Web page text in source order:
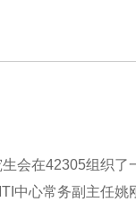
会在42305组织了
中心常务副主任姚